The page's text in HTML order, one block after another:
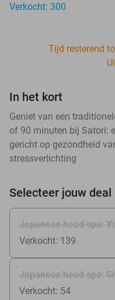
Verkocht: 300
Tijd resterend
In het kort
Geniet van een
of 90 minuten bij Satori:
gericht op gezondheid
stressverlichting
Selecteer jouw deal
Japanese head spa:
Verkocht: 139
Japanese head spa:
Verkocht: 54